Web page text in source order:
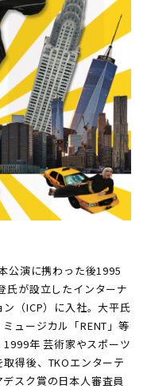
公演に携わった後1995
氏が設立したインターナ
（ICP）に入社。大平氏
ュージカル「RENT」等
年 芸術家やスポーツ
得後、TKOエンターテ
スク賞の日本人審査員